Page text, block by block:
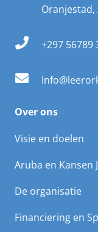
Oranjestad,
+297 56789
Over ons
Visie en doelen
Aruba en Kansen
De organisatie
Financiering en